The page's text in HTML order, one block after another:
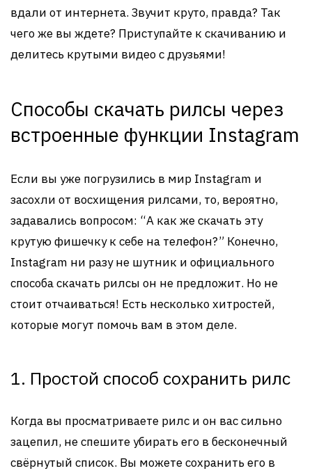
вдали от интернета. Звучит круто, правда? Так
чего же вы ждете? Приступайте к скачиванию и
делитесь крутыми видео с друзьями!
Способы скачать рилсы через
встроенные функции Instagram
Если вы уже погрузились в мир Instagram и
засохли от восхищения рилсами, то, вероятно,
задавались вопросом: “А как же скачать эту
крутую фишечку к себе на телефон?” Конечно,
Instagram ни разу не шутник и официального
способа скачать рилсы он не предложит. Но не
стоит отчаиваться! Есть несколько хитростей,
которые могут помочь вам в этом деле.
1. Простой способ сохранить рилс
Когда вы просматриваете рилс и он вас сильно
зацепил, не спешите убирать его в бесконечный
свёрнутый список. Вы можете сохранить его в